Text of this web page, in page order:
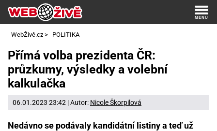
WebŽivě.cz > POLITIKA
Přímá volba prezidenta ČR:
průzkumy, výsledky a volební
kalkulačka
06.01.2023 23:42 | Autor: Nicole Škorpilová
Nedávno se podávaly kandidátní listiny a teď už